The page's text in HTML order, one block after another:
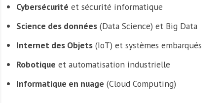
Cybersécurité et sécurité informatique
Science des données(Data Science) et Big Data
Internet des Objets(IoT) et systèmes embarqués
Robotique et automatisation industrielle
Informatique en nuage (Cloud Computing)